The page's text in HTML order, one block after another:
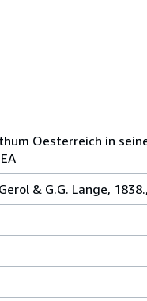
Oesterreich in
& G.G. Lange, 1838.,